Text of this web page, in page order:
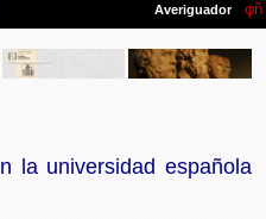
la universidad española